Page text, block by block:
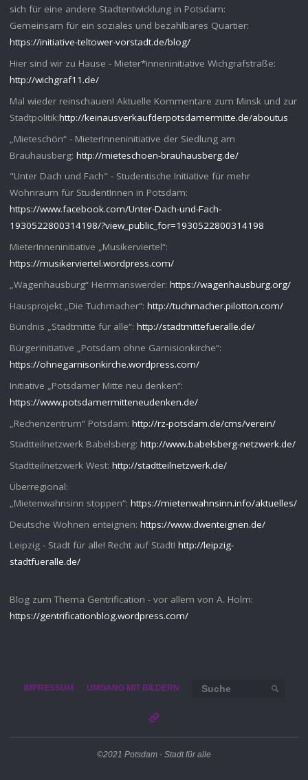
sich für eine andere Stadtentwicklung in Potsdam:
Gemeinsam für ein soziales und bezahlbares Quartier:
https://initiative-teltower-vorstadt.de/blog/
Hier sind wir zu Hause - Mieter*inneninitiative Wichgrafstraße:
http://wichgraf11.de/
Mal wieder reinschauen! Aktuelle Kommentare zum Minsk und zur
Stadtpolitik:http://keinausverkaufderpotsdamermitte.de/aboutus
„Mieteschön“ - MieterInneninitiative der Siedlung am
Brauhausberg: http://mieteschoen-brauhausberg.de/
"Unter Dach und Fach" - Studentische Initiative für mehr
Wohnraum für StudentInnen in Potsdam:
https://www.facebook.com/Unter-Dach-und-Fach-
1930522800314198/?view_public_for=1930522800314198
MieterInneninitiative „Musikerviertel“:
https://musikerviertel.wordpress.com/
„Wagenhausburg“ Herrmanswerder: https://wagenhausburg.org/
Hausprojekt „Die Tuchmacher“: http://tuchmacher.pilotton.com/
Bündnis „Stadtmitte für alle“: http://stadtmittefueralle.de/
Bürgerinitiative „Potsdam ohne Garnisionkirche“:
https://ohnegarnisonkirche.wordpress.com/
Initiative „Potsdamer Mitte neu denken“:
https://www.potsdamermitteneudenken.de/
„Rechenzentrum“ Potsdam: http://rz-potsdam.de/cms/verein/
Stadtteilnetzwerk Babelsberg: http://www.babelsberg-netzwerk.de/
Stadtteilnetzwerk West: http://stadtteilnetzwerk.de/
Überregional:
„Mietenwahnsinn stoppen“: https://mietenwahnsinn.info/aktuelles/
Deutsche Wohnen enteignen: https://www.dwenteignen.de/
Leipzig - Stadt für alle! Recht auf Stadt! http://leipzig-
stadtfueralle.de/
Blog zum Thema Gentrification - vor allem von A. Holm:
https://gentrificationblog.wordpress.com/
IMPRESSUM UMGANG MIT BILDERN SUCHE
©2021 Potsdam - Stadt für alle